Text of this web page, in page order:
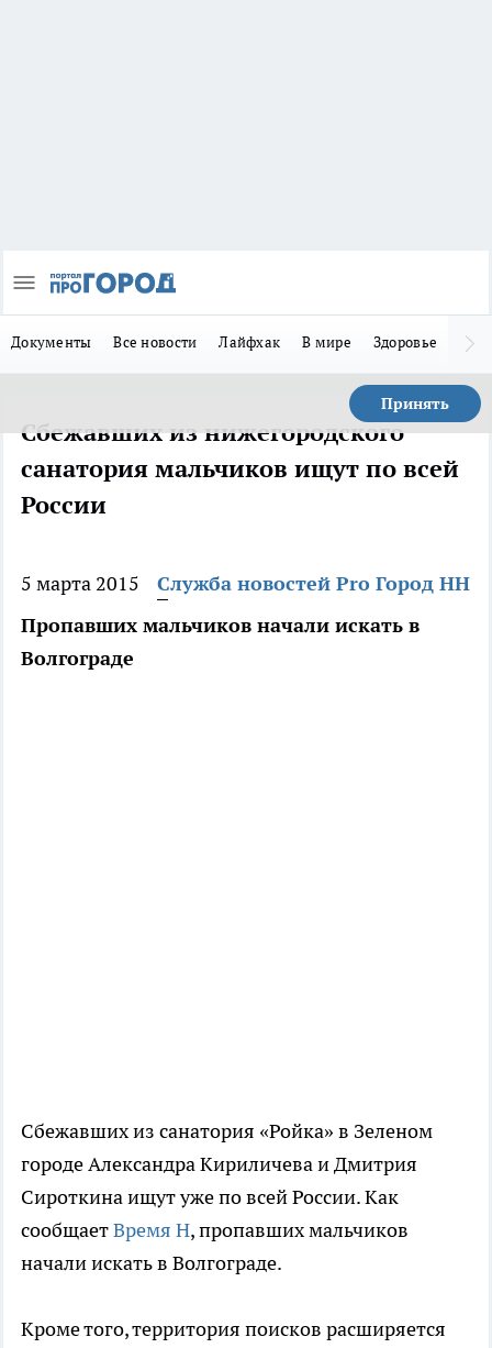
Документы Все новости Лайфхак В мире Здоровье
Принять
Сбежавших из нижегородского
санатория мальчиков ищут по всей
России
5 марта 2015
Служба новостей Pro Город НН
Пропавших мальчиков начали искать в
Волгограде
Сбежавших из санатория «Ройка» в Зеленом
городе Александра Кириличева и Дмитрия
Сироткина ищут уже по всей России. Как
сообщаетВремя Н, пропавших мальчиков
начали искать в Волгограде.
Кроме того, территория поисков расширяется